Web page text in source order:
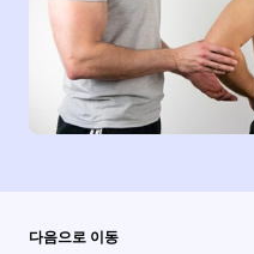
다음으로 이동